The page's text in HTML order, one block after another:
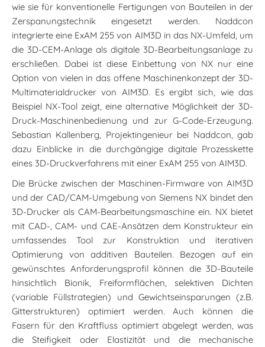
wie sie für konventionelle Fertigungen von Bauteilen in der
Zerspanungstechnik eingesetzt werden. Naddcon
integrierte eine ExAM 255 von AIM3D in das NX-Umfeld, um
die 3D-CEM-Anlage als digitale 3D-Bearbeitungsanlage zu
erschließen. Dabei ist diese Einbettung von NX nur eine
Option von vielen in das offene Maschinenkonzept der 3D-
Multimaterialdrucker von AIM3D. Es ergibt sich, wie das
Beispiel NX-Tool zeigt, eine alternative Möglichkeit der 3D-
Druck-Maschinenbedienung und zur G-Code-Erzeugung.
Sebastian Kallenberg, Projektingenieur bei Naddcon, gab
dazu Einblicke in die durchgängige digitale Prozesskette
eines 3D-Druckverfahrens mit einer ExAM 255 von AIM3D.
Die Brücke zwischen der Maschinen-Firmware von AIM3D
und der CAD/CAM-Umgebung von Siemens NX bindet den
3D-Drucker als CAM-Bearbeitungsmaschine ein. NX bietet
mit CAD-, CAM- und CAE-Ansätzen dem Konstrukteur ein
umfassendes Tool zur Konstruktion und iterativen
Optimierung von additiven Bauteilen. Bezogen auf ein
gewünschtes Anforderungsprofil können die 3D-Bauteile
hinsichtlich Bionik, Freiformflächen, selektiven Dichten
(variable Füllstrategien) und Gewichtseinsparungen (z.B.
Gitterstrukturen) optimiert werden. Auch können die
Fasern für den Kraftfluss optimiert abgelegt werden, was
die Steifigkeit oder Elastizität und die mechanische